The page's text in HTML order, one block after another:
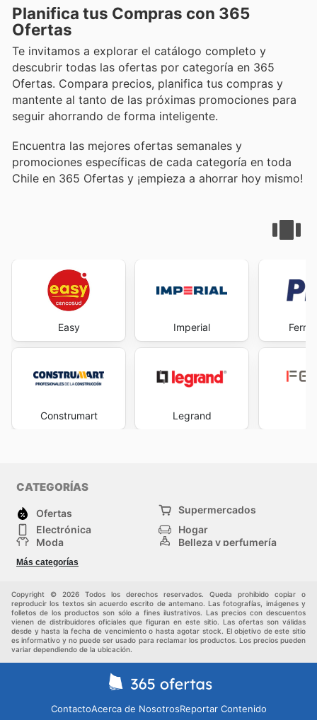
Planifica tus Compras con 365
Ofertas
Te invitamos a explorar el catálogo completo y
descubrir todas las ofertas por categoría en 365
Ofertas. Compara precios, planifica tus compras y
mantente al tanto de las próximas promociones para
seguir ahorrando de forma inteligente.
Encuentra las mejores ofertas semanales y
promociones específicas de cada categoría en toda
Chile en 365 Ofertas y ¡empieza a ahorrar hoy mismo!
Easy
Construmart
Imperial
Legrand
CATEGORÍAS
Ofertas
Supermercados
Electrónica
Hogar
Moda
Belleza y perfumería
Deporte
Más categorías
Copyright © 2026 Todos los derechos reservados. Queda prohibido copiar o
reproducir los textos sin acuerdo escrito de antemano. Las fotografías, imágenes y
folletos de los productos son sólo a fines ilustrativos. Las precios con descuentos
vienen de distribuidores oficiales que figuran en este sitio. Las ofertas son válidas
desde y hasta la fecha de vencimiento o hasta agotar stock. El objetivo de este sitio
es informativo y no puede ser usado para reclamar los productos. Los precios pueden
variar dependiendo de la ubicación.
ContactoAcerca de NosotrosReportar Contenido